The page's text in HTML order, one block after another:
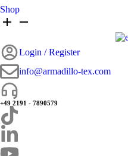
Shop
Login / Register
info@armadillo-tex.com
+49 2191 - 7890579